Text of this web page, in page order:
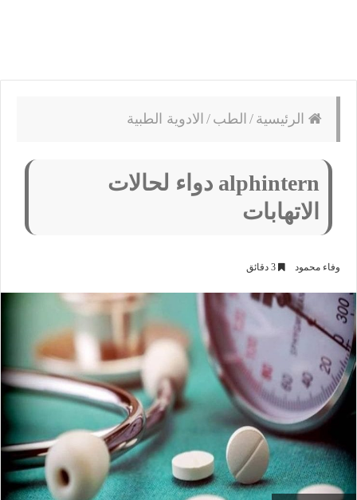
الرئيسية / الطب / الادوية الطبية
alphintern دواء لحالات
الاتهابات
وفاء محمود